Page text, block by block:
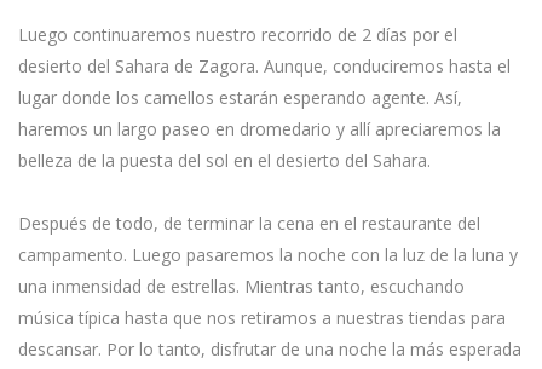
Luego continuaremos nuestro recorrido de 2 días por el
desierto del Sahara de Zagora. Aunque, conduciremos hasta el
lugar donde los camellos estarán esperando agente. Así,
haremos un largo paseo en dromedario y allí apreciaremos la
belleza de la puesta del sol en el desierto del Sahara.
Después de todo, de terminar la cena en el restaurante del
campamento. Luego pasaremos la noche con la luz de la luna y
una inmensidad de estrellas. Mientras tanto, escuchando
música típica hasta que nos retiramos a nuestras tiendas para
descansar. Por lo tanto, disfrutar de una noche la más esperada